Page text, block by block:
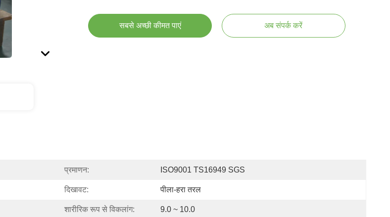
सबसे अच्छी कीमत पाएं अब संपर्क करें
प्रमाणन: ISO9001 TS16949 SGS
दिखावट: पीला-हरा तरल
शारीरिक रूप से विकलांग: 9.0 ~ 10.0